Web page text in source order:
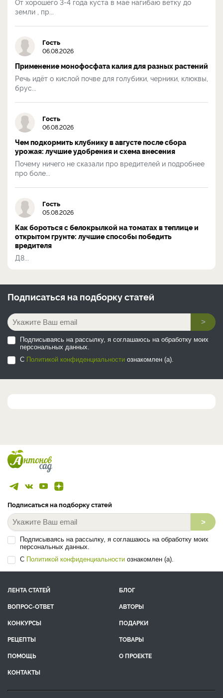
земли , пр...
Гость
06.08.2026
Применение монофосфата калия для разных растений
Речь идёт о кислой почве для голубики, черники, клюквы,
брус...
Гость
06.08.2026
Чем подкормить клубнику в августе после сбора
урожая: лучшие удобрения и схема внесения
Почему ничего не сказали про вредителей и подробнее
про боле...
Гость
05.08.2026
Как бороться с белокрылкой на томатах в теплице и
открытом грунте: лучшие способы победить
вредителя
Д8...
Подписаться на подборку статей
>
Подписываясь на рассылку, я соглашаюсь на обработку моих
персональных данных.
С Политикой конфиденциальности ознакомлен (а).
Подписаться на подборку статей
>
Подписываясь на рассылку, я соглашаюсь на обработку моих
персональных данных.
С Политикой конфиденциальности ознакомлен (а).
ЛЕНТА СТАТЕЙ
БЛОГ
ВОПРОС-ОТВЕТ
АВТОРЫ
КОНКУРСЫ
ПОДАРКИ
РЕЦЕПТЫ
ТОВАРЫ
ПОМОЩЬ
О ПРОЕКТЕ
КОНТАКТЫ